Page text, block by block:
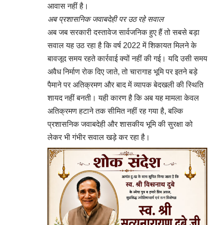
आवास नहीं है।
अब प्रशासनिक जवाबदेही पर उठ रहे सवाल
अब जब सरकारी दस्तावेज सार्वजनिक हुए हैं तो सबसे बड़ा
सवाल यह उठ रहा है कि वर्ष 2022 में शिकायत मिलने के
बावजूद समय रहते कार्रवाई क्यों नहीं की गई। यदि उसी समय
अवैध निर्माण रोक दिए जाते, तो चारागाह भूमि पर इतने बड़े
पैमाने पर अतिक्रमण और बाद में व्यापक बेदखली की स्थिति
शायद नहीं बनती। यही कारण है कि अब यह मामला केवल
अतिक्रमण हटाने तक सीमित नहीं रह गया है, बल्कि
प्रशासनिक जवाबदेही और शासकीय भूमि की सुरक्षा को
लेकर भी गंभीर सवाल खड़े कर रहा है।